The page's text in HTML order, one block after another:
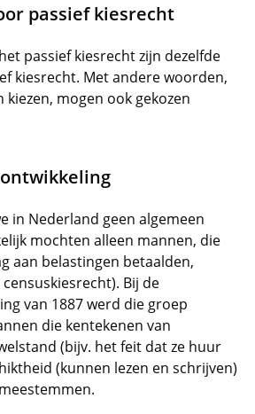
passief kiesrecht
passief kiesrecht zijn dezelfde
kiesrecht. Met andere woorden,
mogen ook gekozen
in Nederland geen algemeen
mochten alleen mannen, die
aan belastingen betaalden,
Bij de
van 1887 werd die groep
die kentekenen van
(bijv. het feit dat ze huur
(kunnen lezen en schrijven)